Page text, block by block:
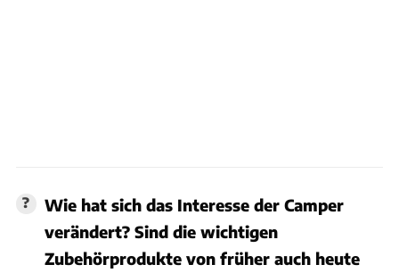
Wie hat sich das Interesse der Camper
verändert? Sind die wichtigen
Zubehörprodukte von früher auch heute